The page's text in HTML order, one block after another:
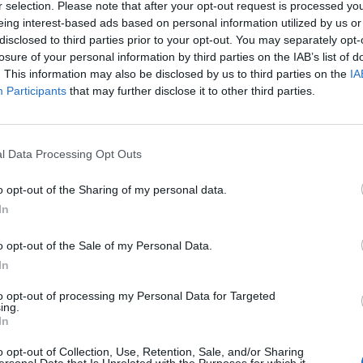
selection. Please note that after your opt-out request is processed
interest-based ads based on personal information utilized by us
to third parties prior to your opt-out. You may separately
of your personal information by third parties on the IAB’s list of
This information may also be disclosed by us to third parties on the
Participants that may further disclose it to other third parties.
Data Processing Opt Outs
opt-out of the Sharing of my personal data.
opt-out of the Sale of my Personal Data.
opt-out of processing my Personal Data for Targeted
opt-out of Collection, Use, Retention, Sale, and/or Sharing
Fot. Pixabay
dnia 29 kwietnia do 0:00 30 kwietnia. Klienci nie będą w tym
z bankowości internetowej.